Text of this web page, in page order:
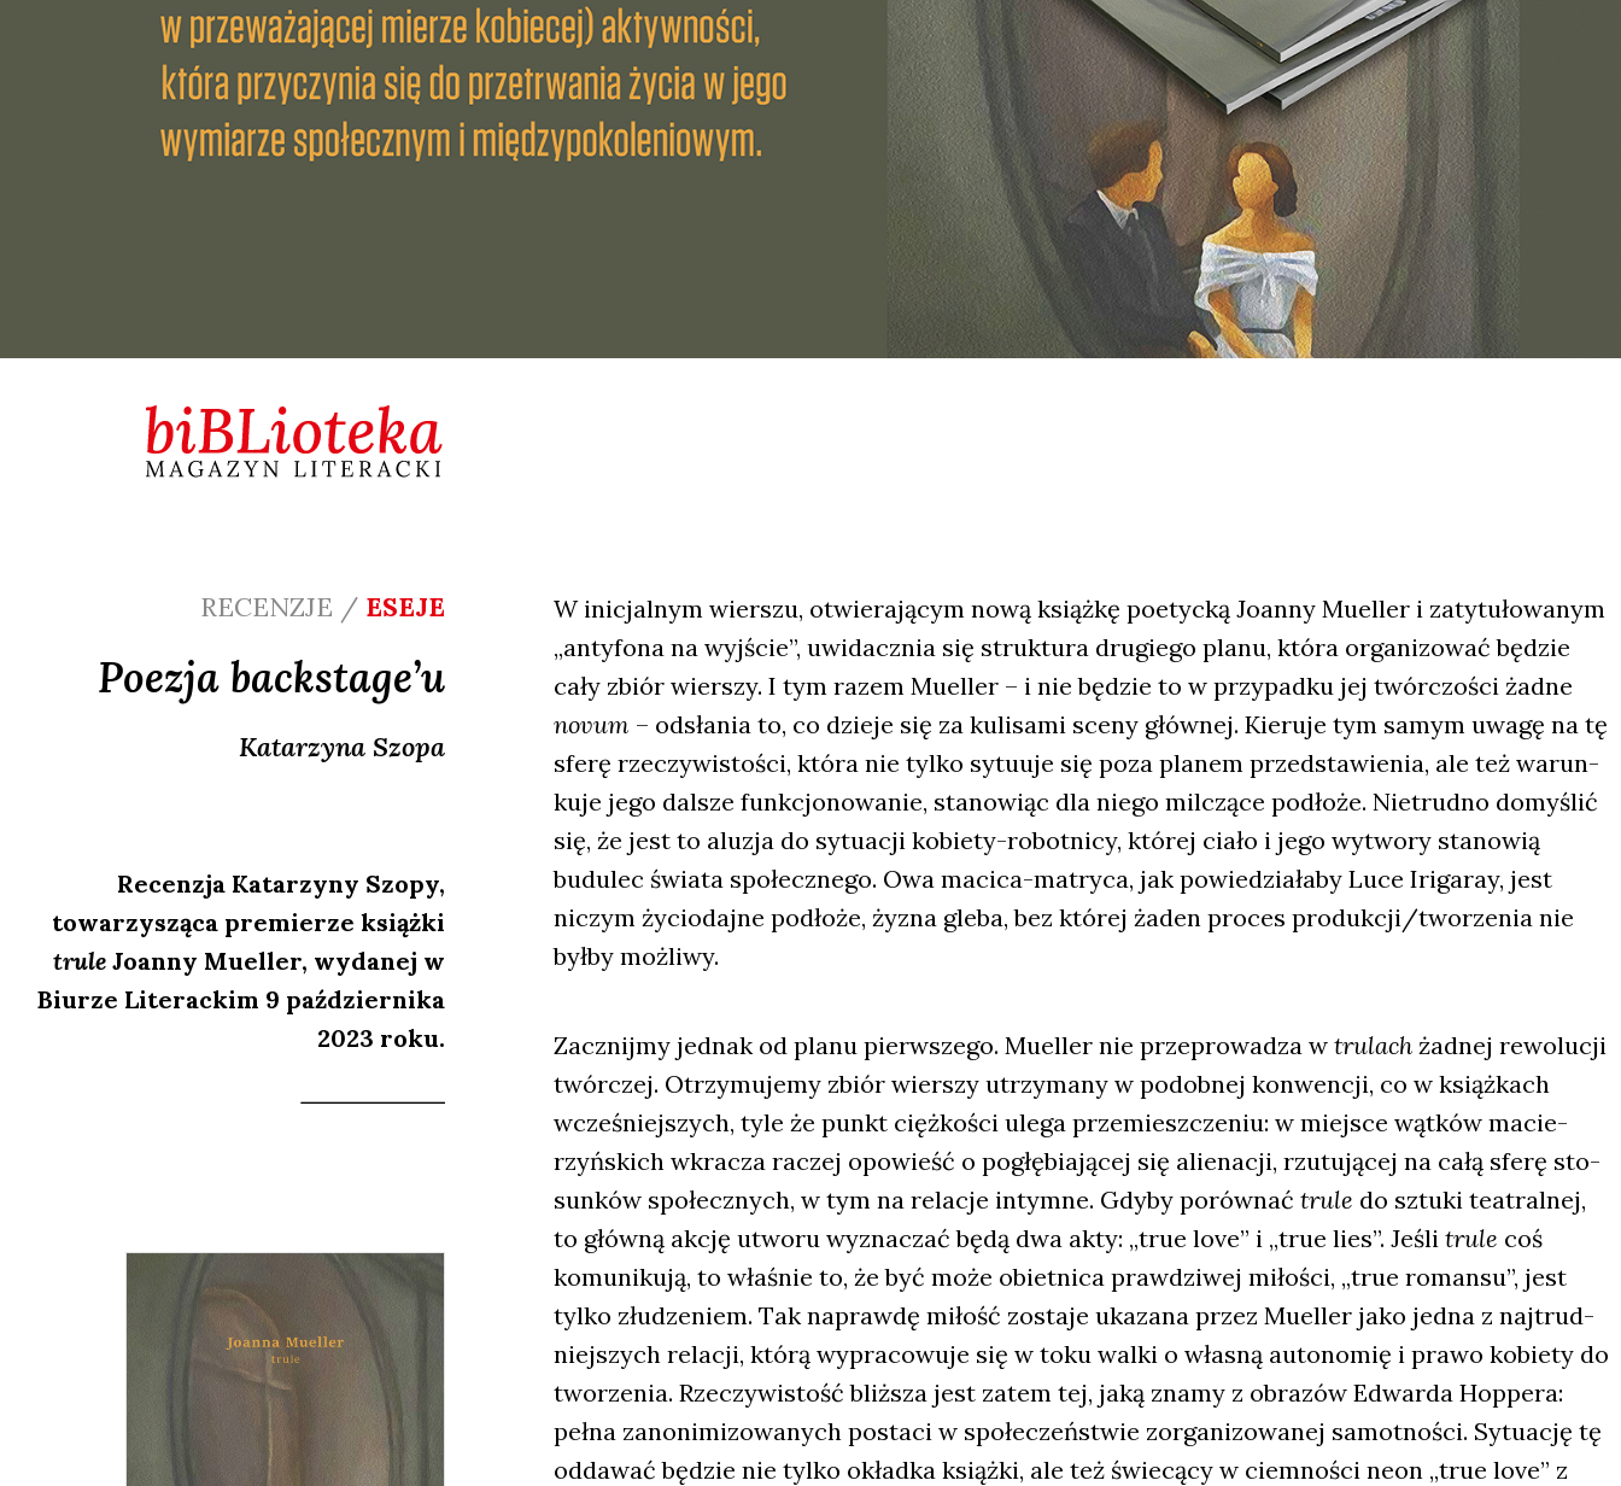
RECENZJE / ESEJE
Poezja backstage’u
Katarzyna Szopa
Recenzja Katarzyny Szopy,
towarzysząca premierze książki
trule Joanny Mueller, wydanej w
Biurze Literackim 9 października
2023 roku.
W ini­cjal­nym wier­szu, otwie­ra­ją­cym nową książ­kę poetyc­ką Joan­ny Muel­ler i zaty­tu­ło­wa­nym
„anty­fo­na na wyj­ście”, uwi­dacz­nia się struk­tu­ra dru­gie­go pla­nu, któ­ra orga­ni­zo­wać będzie
cały zbiór wier­szy. I tym razem Muel­ler – i nie będzie to w przy­pad­ku jej twór­czo­ści żad­ne
novum– odsła­nia to, co dzie­je się za kuli­sa­mi sce­ny głów­nej. Kie­ru­je tym samym uwa­gę na tę
sfe­rę rze­czy­wi­sto­ści, któ­ra nie tyl­ko sytu­uje się poza pla­nem przed­sta­wie­nia, ale też warun­
ku­je jego dal­sze funk­cjo­no­wa­nie, sta­no­wiąc dla nie­go mil­czą­ce pod­ło­że. Nie­trud­no domy­ślić
się, że jest to alu­zja do sytu­acji kobie­ty-robot­ni­cy, któ­rej cia­ło i jego wytwo­ry sta­no­wią
budu­lec świa­ta spo­łecz­ne­go. Owa maci­ca-matry­ca, jak powie­dzia­ła­by Luce Iri­ga­ray, jest
niczym życio­daj­ne pod­ło­że, żyzna gle­ba, bez któ­rej żaden pro­ces produkcji/tworzenia nie
był­by moż­li­wy.
Zacznij­my jed­nak od pla­nu pierw­sze­go. Muel­ler nie prze­pro­wa­dza w tru­lachżad­nej rewo­lu­cji
twór­czej. Otrzy­mu­je­my zbiór wier­szy utrzy­ma­ny w podob­nej kon­wen­cji, co w książ­kach
wcze­śniej­szych, tyle że punkt cięż­ko­ści ule­ga prze­miesz­cze­niu: w miej­sce wąt­ków macie­
rzyń­skich wkra­cza raczej opo­wieść o pogłę­bia­ją­cej się alie­na­cji, rzu­tu­ją­cej na całą sfe­rę sto­
sun­ków spo­łecz­nych, w tym na rela­cje intym­ne. Gdy­by porów­nać tru­le do sztu­ki teatral­nej,
to głów­ną akcję utwo­ru wyzna­czać będą dwa akty: „true love” i „true lies”. Jeśli tru­le coś
komu­ni­ku­ją, to wła­śnie to, że być może obiet­ni­ca praw­dzi­wej miło­ści, „true roman­su”, jest
tyl­ko złu­dze­niem. Tak napraw­dę miłość zosta­je uka­za­na przez Muel­ler jako jed­na z naj­trud­
niej­szych rela­cji, któ­rą wypra­co­wu­je się w toku wal­ki o wła­sną auto­no­mię i pra­wo kobie­ty do
two­rze­nia. Rze­czy­wi­stość bliż­sza jest zatem tej, jaką zna­my z obra­zów Edwar­da Hop­pe­ra:
peł­na zano­ni­mi­zo­wa­nych posta­ci w spo­łe­czeń­stwie zor­ga­ni­zo­wa­nej samot­no­ści. Sytu­ację tę
odda­wać będzie nie tyl­ko okład­ka książ­ki, ale też świe­cą­cy w ciem­no­ści neon „true love” z